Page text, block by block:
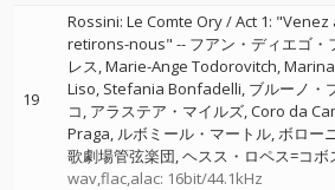
19
Rossini: Le Comte Ory / Act 1: "Venez
retirons-nous" -- フアン・ディエゴ・
レス Marie-Ange Todorovitch
Liso Stefania Bonfadelli ブルーノ・
コ アラステア・マイルズ Coro da
Praga ルボミール・マートル ボロー
歌劇場管弦楽団 ヘスス・ロペス=コボ
wav,flac,alac: 16bit/44.1kHz